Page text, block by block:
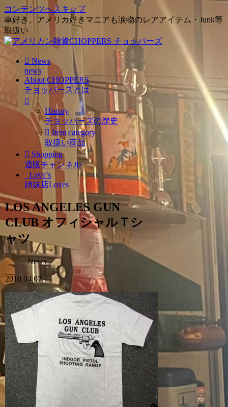
コンテンツへスキップ
車好き、アメリカ好きマニアも涙物のレアアイテム・Junk等
取扱い
News
news
About CHOPPERS
チョッパーズとは
History
チョッパーズの歴史
Item category
取扱い商品
Shopping
通販チャンネル
Love’s
姉妹店Loves
LOS ANGELES GUN
CLUB オフィシャルＴシ
ャツ
News
2010.04.07